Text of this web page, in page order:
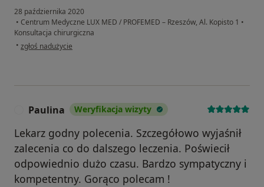
28 października 2020
• Centrum Medyczne LUX MED / PROFEMED – Rzeszów, Al. Kopisto 1 •
Konsultacja chirurgiczna
• w opinii użytkownika H.K
zgłoś nadużycie
Paulina Weryfikacja wizyty
Lekarz godny polecenia. Szczegółowo wyjaśnił
zalecenia co do dalszego leczenia. Poświecił
odpowiednio dużo czasu. Bardzo sympatyczny i
kompetentny. Gorąco polecam !